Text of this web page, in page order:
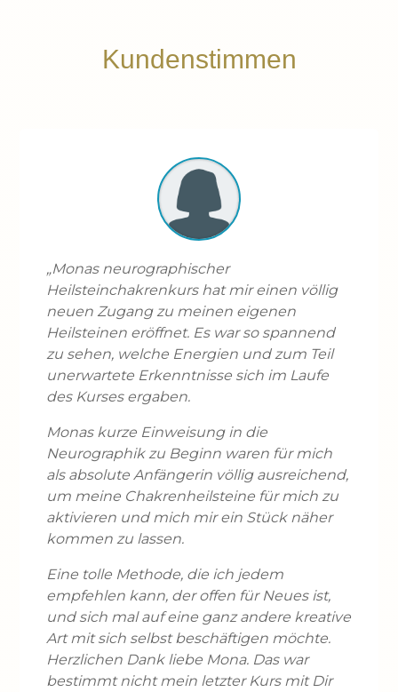
Kundenstimmen
„Monas neurographischer
Heilsteinchakrenkurs hat mir einen völlig
neuen Zugang zu meinen eigenen
Heilsteinen eröffnet. Es war so spannend
zu sehen, welche Energien und zum Teil
unerwartete Erkenntnisse sich im Laufe
des Kurses ergaben.
Monas kurze Einweisung in die
Neurographik zu Beginn waren für mich
als absolute Anfängerin völlig ausreichend,
um meine Chakrenheilsteine für mich zu
aktivieren und mich mir ein Stück näher
kommen zu lassen.
Eine tolle Methode, die ich jedem
empfehlen kann, der offen für Neues ist,
und sich mal auf eine ganz andere kreative
Art mit sich selbst beschäftigen möchte.
Herzlichen Dank liebe Mona. Das war
bestimmt nicht mein letzter Kurs mit Dir